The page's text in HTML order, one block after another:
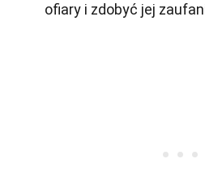
ofiary i zdobyć jej